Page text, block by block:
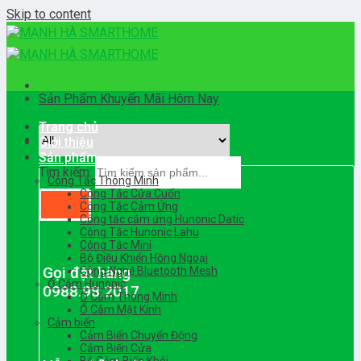
Skip to content
Tìm kiếm:
Gọi đặt hàng
0988.98.2017
Sản Phẩm Khuyến Mãi Hôm Nay
Trang chủ
Giới thiệu
Sản phẩm
Công Tắc Thông Minh
Công Tắc Cửa Cuốn
Công Tắc Cảm Ứng
Công tắc cảm ứng Hunonic Datic
Công Tắc Hunonic Lahu
Công Tắc Mini
Bộ Điều Khiển Hồng Ngoại
Công Nghệ Bluetooth Mesh
Ổ Cắm Hunonic
Ổ Cắm Thông Minh
Ổ Cắm Mặt Kính
Cảm biến
Cảm Biến Chuyển Động
Cảm Biến Cửa